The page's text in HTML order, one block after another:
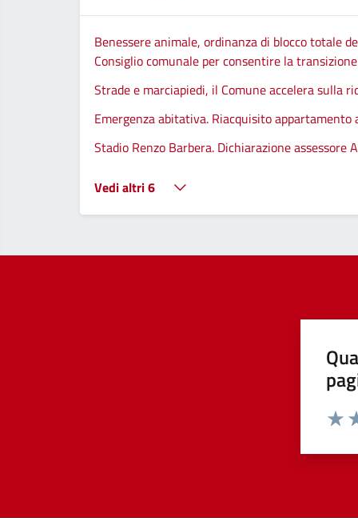
Benessere animale, ordinanza di blocco totale
Consiglio comunale per consentire la
Strade e marciapiedi, il Comune accelera sulla
Emergenza abitativa. Riacquisito appartamento
Stadio Renzo Barbera. Dichiarazione assessore
Vedi altri 6